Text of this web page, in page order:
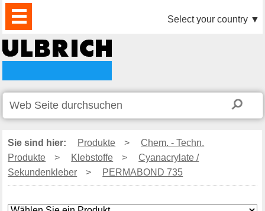
PRODUKTE
AKTUELLES
DOWNLOAD
VIDEO
PARTNER
UNTERNEHMEN
KONTAKTE Select your country ▼
Sie sind hier: Produkte >
Chem. - Techn.
Produkte
> Klebstoffe >
Cyanacrylate /
Sekundenkleber
> PERMABOND 735